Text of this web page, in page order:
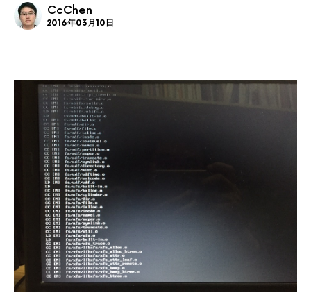
CcChen
2016年03月10日